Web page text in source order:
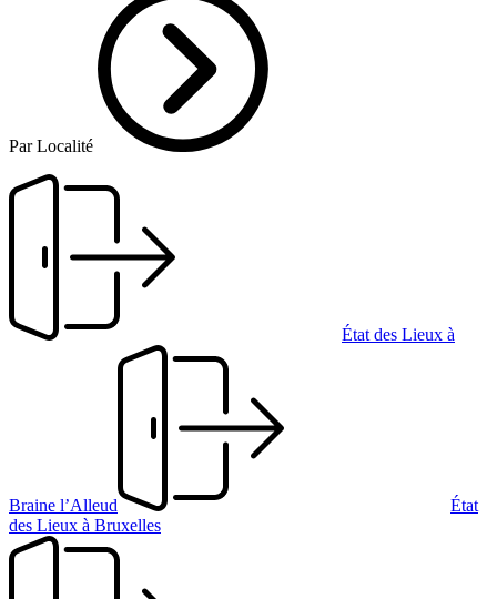
Par Localité
État des Lieux à
Braine l’Alleud
État
des Lieux à Bruxelles